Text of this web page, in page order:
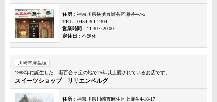
住所 ：神奈川県横浜市瀬谷区瀬谷4-7-5
TEL ：0454-301-2304
営業時間 ：11:30～20:00
定休日 ：不定休
川崎市麻生区
1988年に誕生した、新百合ヶ丘の地で25年以上愛されているお店です。
スイーツショップ リリエンベルグ
住所 ：神奈川県川崎市麻生区上麻生4-18-17